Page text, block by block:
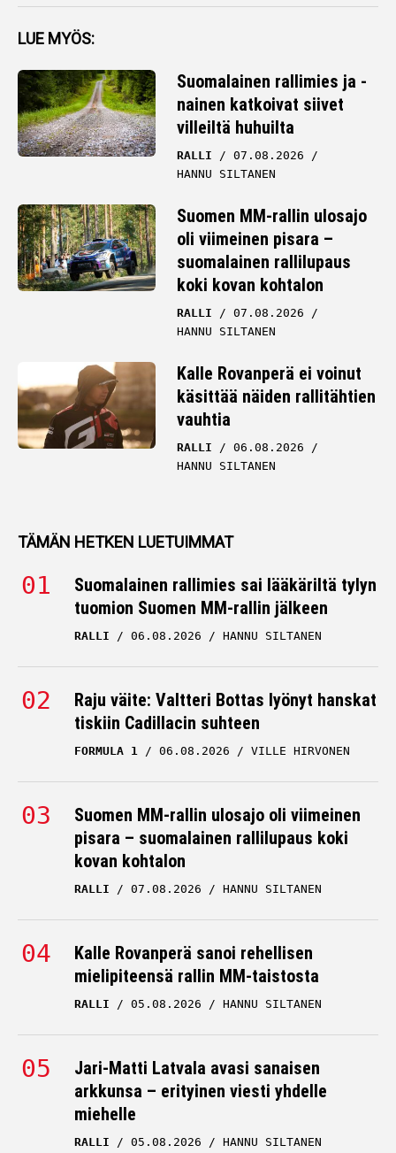
LUE MYÖS:
Suomalainen rallimies ja -
nainen katkoivat siivet
villeiltä huhuilta
RALLI
07.08.2026
HANNU SILTANEN
Suomen MM-rallin ulosajo
oli viimeinen pisara –
suomalainen rallilupaus
koki kovan kohtalon
RALLI
07.08.2026
HANNU SILTANEN
Kalle Rovanperä ei voinut
käsittää näiden rallitähtien
vauhtia
RALLI
06.08.2026
HANNU SILTANEN
TÄMÄN HETKEN LUETUIMMAT
Suomalainen rallimies sai lääkäriltä tylyn
tuomion Suomen MM-rallin jälkeen
RALLI 06.08.2026 HANNU SILTANEN
Raju väite: Valtteri Bottas lyönyt hanskat
tiskiin Cadillacin suhteen
FORMULA 1 06.08.2026 VILLE HIRVONEN
Suomen MM-rallin ulosajo oli viimeinen
pisara – suomalainen rallilupaus koki
kovan kohtalon
RALLI 07.08.2026 HANNU SILTANEN
Kalle Rovanperä sanoi rehellisen
mielipiteensä rallin MM-taistosta
RALLI 05.08.2026 HANNU SILTANEN
Jari-Matti Latvala avasi sanaisen
arkkunsa – erityinen viesti yhdelle
miehelle
RALLI 05.08.2026 HANNU SILTANEN